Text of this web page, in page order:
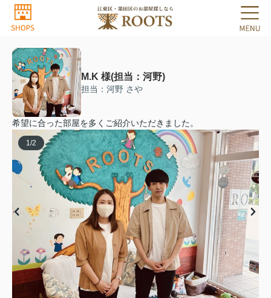
M.K 様(担当：河野)
担当：河野 さや
希望に合った部屋を多くご紹介いただきました。
1/2